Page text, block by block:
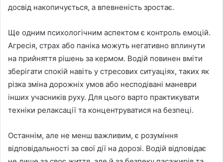
досвід накопичується, а впевненість зростає.
Ще одним психологічним аспектом є контроль емоцій.
Агресія, страх або паніка можуть негативно вплинути
на прийняття рішень за кермом. Водій повинен вміти
зберігати спокій навіть у стресових ситуаціях, таких як
різка зміна дорожніх умов або несподівані маневри
інших учасників руху. Для цього варто практикувати
техніки релаксації та концентруватися на безпеці.
Останнім, але не менш важливим, є розуміння
відповідальності за свої дії на дорозі. Водій відповідає